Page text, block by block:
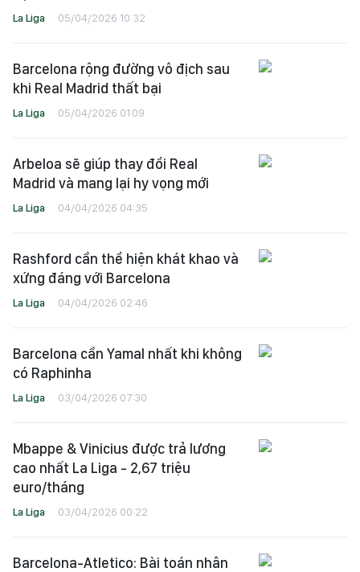
La Liga 05/04/2026 10:32
Barcelona rộng đường vô địch sau
khi Real Madrid thất bại
La Liga 05/04/2026 01:09
Arbeloa sẽ giúp thay đổi Real
Madrid và mang lại hy vọng mới
La Liga 04/04/2026 04:35
Rashford cần thể hiện khát khao và
xứng đáng với Barcelona
La Liga 04/04/2026 02:46
Barcelona cần Yamal nhất khi không
có Raphinha
La Liga 03/04/2026 07:30
Mbappe & Vinicius được trả lương
cao nhất La Liga - 2,67 triệu
euro/tháng
La Liga 03/04/2026 00:22
Barcelona-Atletico: Bài toán nhân